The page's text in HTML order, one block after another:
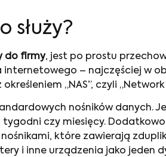
służy?
do firmy, jest po prostu
– najczęściej w
„NAS”, czyli
nośników danych.
czy miesięcy.
nośnikami, które zawierają
i inne urządzenia jako jeden